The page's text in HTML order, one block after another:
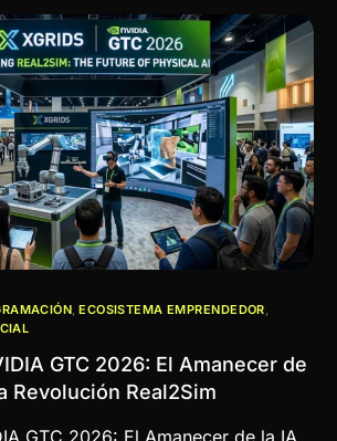
,ECOSISTEMA EMPRENDEDOR,
GTC 2026: El Amanecer de
Revolución Real2Sim
GTC 2026: El Amanecer de la IA